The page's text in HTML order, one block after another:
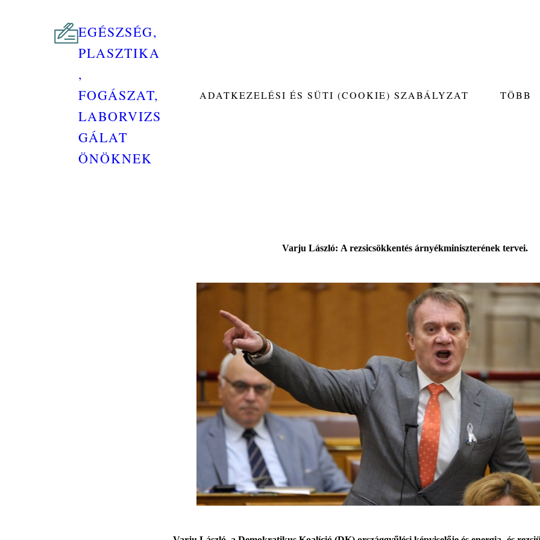
EGÉSZSÉG,
PLASZTIKA
,
FOGÁSZAT,
LABORVIZS
GÁLAT
ÖNÖKNEK
ADATKEZELÉSI ÉS SÜTI (COOKIE) SZABÁLYZAT TÖBB
Varju László: A rezsicsökkentés árnyékminiszterének tervei.